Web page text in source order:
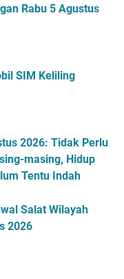
Rabu 5 Agustus
SIM Keliling
2026: Tidak Perlu
masing, Hidup
Tentu Indah
Salat Wilayah
2026